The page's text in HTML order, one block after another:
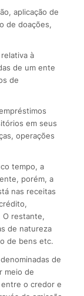
aplicação de
de doações,
à
de um ente
de
em seus
operações
tempo, a
porém, a
nas receitas
O restante,
de natureza
de bens etc.
de
meio de
o credor e